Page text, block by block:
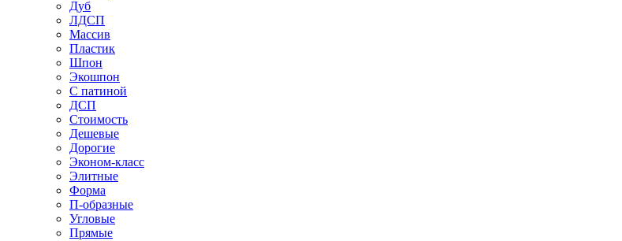
Дуб
ЛДСП
Массив
Пластик
Шпон
Экошпон
С патиной
ДСП
Стоимость
Дешевые
Дорогие
Эконом-класс
Элитные
Форма
П-образные
Угловые
Прямые